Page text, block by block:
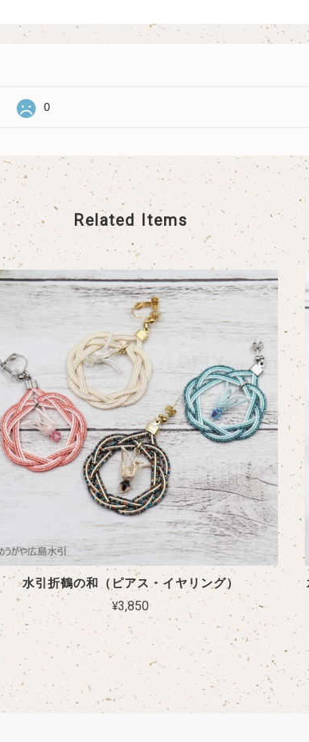
0
Related Items
水引折鶴の和（ピアス・イヤリング）
¥3,850